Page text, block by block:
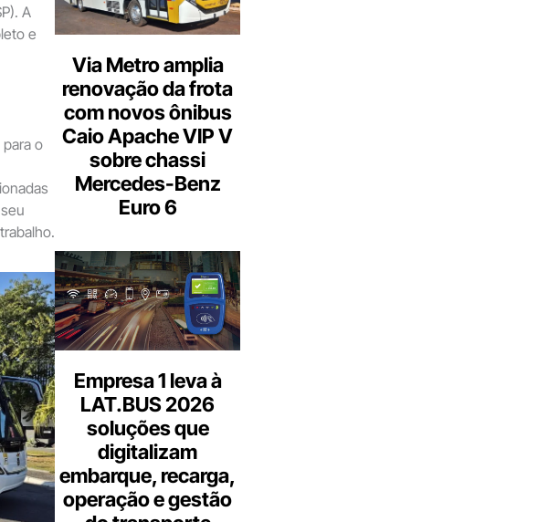
A
e
o
Via Metro amplia
renovação da frota
com novos ônibus
Caio Apache VIP V
sobre chassi
Mercedes-Benz
Euro 6
Empresa 1 leva à
LAT.BUS 2026
soluções que
digitalizam
embarque, recarga,
operação e gestão